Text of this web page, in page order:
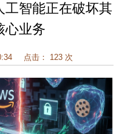
工智能正在破坏其
心业务
点击： 123 次